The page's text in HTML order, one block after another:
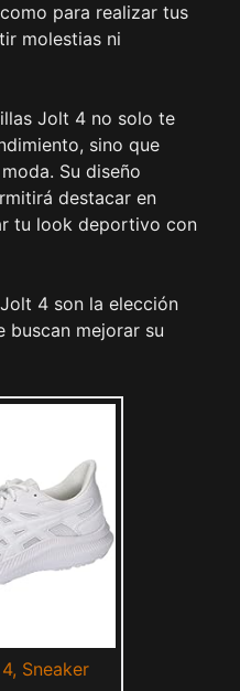
para realizar tus
molestias ni
Jolt 4 no solo te
sino que
Su diseño
destacar en
tu look deportivo con
4 son la elección
buscan mejorar su
Sneaker